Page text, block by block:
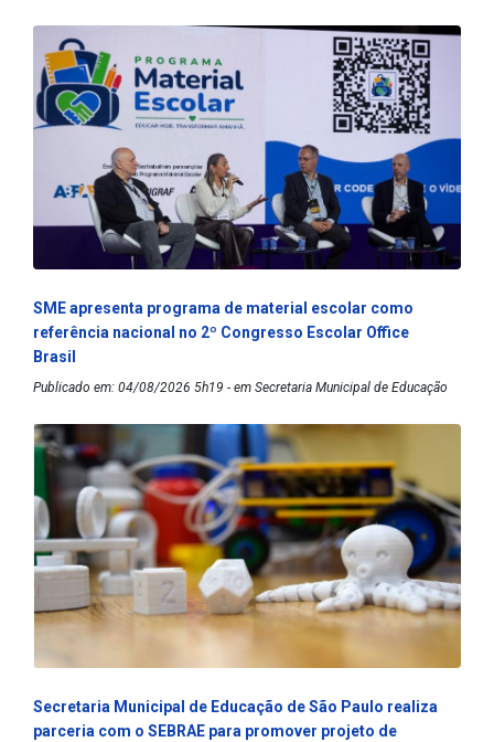
SME apresenta programa de material escolar como
referência nacional no 2º Congresso Escolar Office
Brasil
Publicado em: 04/08/2026 5h19 - em Secretaria Municipal de Educação
Secretaria Municipal de Educação de São Paulo realiza
parceria com o SEBRAE para promover projeto de